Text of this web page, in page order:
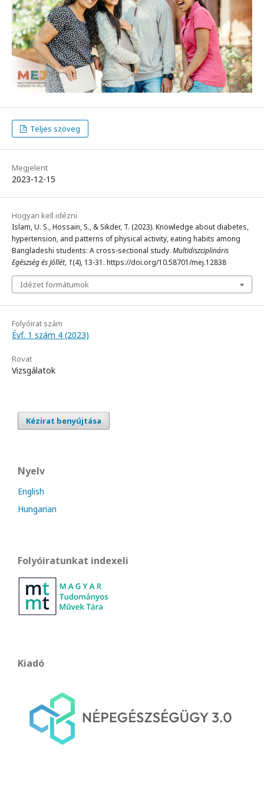
Teljes szöveg
Megjelent
2023-12-15
Hogyan kell idézni
Islam, U. S., Hossain, S., & Sikder, T. (2023). Knowledge about diabetes,
hypertension, and patterns of physical activity, eating habits among
Bangladeshi students: A cross-sectional study. Multidiszciplináris
Egészség és Jóllét, 1(4), 13-31. https://doi.org/10.58701/mej.12838
Idézet formátumok
Folyóirat szám
Évf. 1 szám 4 (2023)
Rovat
Vizsgálatok
Kézirat benyújtása
Nyelv
English
Hungarian
Folyóiratunkat indexeli
Kiadó